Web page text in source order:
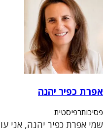
אפרת כפיר יהנה
פסיכותרפיסטית